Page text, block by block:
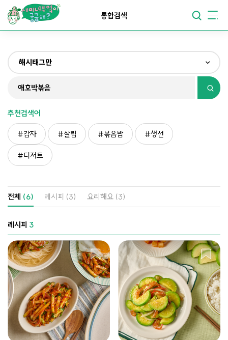
맛있어지는부엌
요리가쉬워지는부엌
통합검색
해시태그만
전체
재료만
해시태그만
추천검색어
감자 살림 볶음밥 생선
디저트
전체 (6) 레시피 (3) 요리해요 (3)
레시피 3